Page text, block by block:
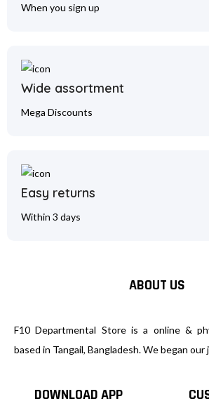
When you sign up
Wide assortment
Mega Discounts
Easy returns
Within 3 days
ABOUT US
F10 Departmental Store is a online &
based in Tangail, Bangladesh. We began
DOWNLOAD APP